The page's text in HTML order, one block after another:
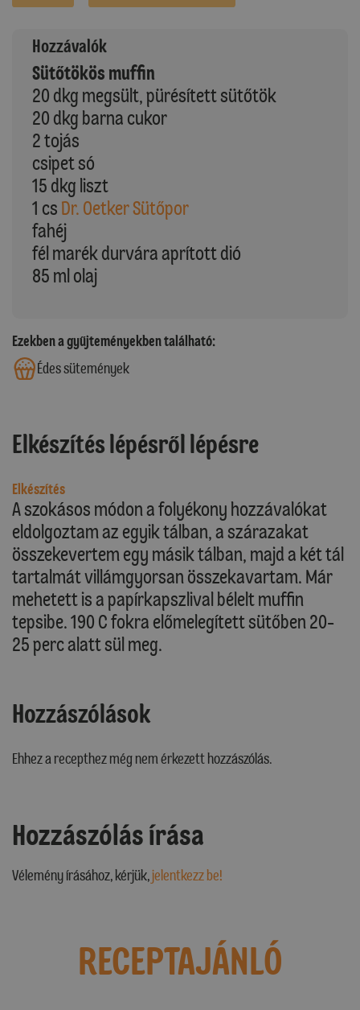
Hozzávalók
Sütőtökös muffin
20 dkg megsült, pürésített sütőtök
20 dkg barna cukor
2 tojás
csipet só
15 dkg liszt
1 cs Dr. Oetker Sütőpor
fahéj
fél marék durvára aprított dió
85 ml olaj
Ezekben a gyűjteményekben található:
Édes sütemények
Elkészítés lépésről lépésre
Elkészítés
A szokásos módon a folyékony hozzávalókat
eldolgoztam az egyik tálban, a szárazakat
összekevertem egy másik tálban, majd a két tál
tartalmát villámgyorsan összekavartam. Már
mehetett is a papírkapszlival bélelt muffin
tepsibe. 190 C fokra előmelegített sütőben 20-
25 perc alatt sül meg.
Hozzászólások
Ehhez a recepthez még nem érkezett hozzászólás.
Hozzászólás írása
Vélemény írásához, kérjük,jelentkezz be!
RECEPTAJÁNLÓ